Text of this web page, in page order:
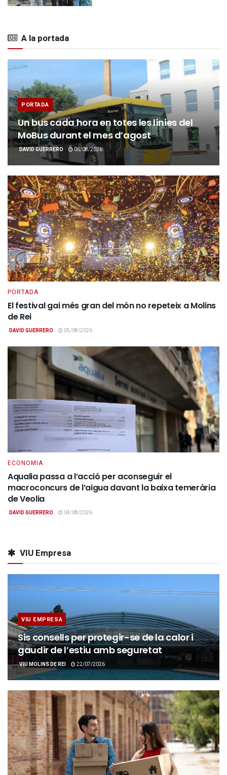
A la portada
PORTADA
Un bus cada hora en totes les línies del
MoBus durant el mes d’agost
DAVID GUERRERO 06/08/2026
PORTADA
El festival gai més gran del món no repeteix a Molins
de Rei
DAVID GUERRERO 05/08/2026
ECONOMIA
Aqualia passa a l’acció per aconseguir el
macroconcurs de l’aigua davant la baixa temerària
de Veolia
DAVID GUERRERO 04/08/2026
VIU Empresa
VIU EMPRESA
Sis consells per protegir-se de la calor i
gaudir de l’estiu amb seguretat
VIU MOLINS DE REI 22/07/2026